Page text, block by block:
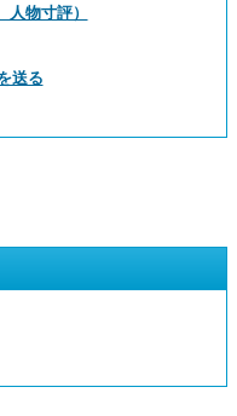
物寸評）
送る